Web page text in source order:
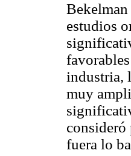
Bekelman
estudios
industria,
muy
consideró
fuera lo